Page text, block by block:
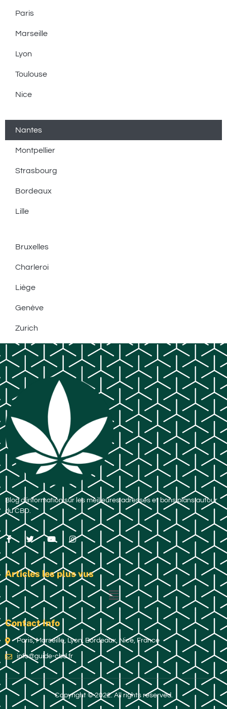
Paris
Marseille
Lyon
Toulouse
Nice
Nantes
Montpellier
Strasbourg
Bordeaux
Lille
Bruxelles
Charleroi
Liège
Genève
Zurich
Blog d’information sur les meilleures adresses et bons plans autour
du CBD.
Articles les plus vus
Contact Info
Paris, Marseille, Lyon, Bordeaux, Nice, France
info@guide-cbd.fr
Copyright © 2022. All rights reserved.